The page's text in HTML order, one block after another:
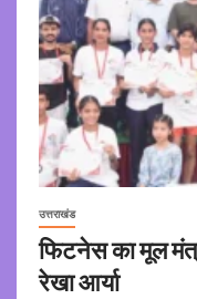
उत्तराखंड
फिटनेस का मूल
रेखा आर्या